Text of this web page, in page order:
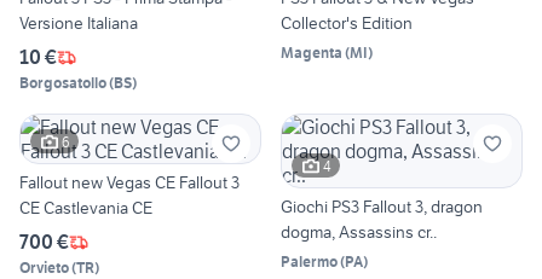
Versione Italiana
10 €
Borgosatollo(BS)
Collector's Edition
Magenta (MI)
6
Fallout new Vegas CE Fallout 3
CE Castlevania CE
700 €
Orvieto(TR)
4
Giochi PS3 Fallout 3, dragon
dogma, Assassins cr..
Palermo(PA)